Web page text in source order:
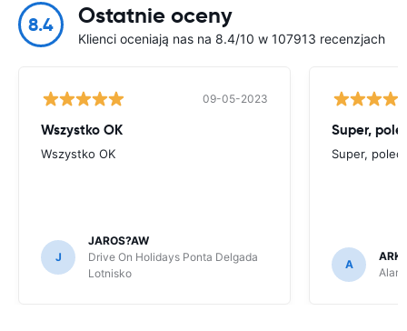
8.4 Ostatnie oceny
Klienci oceniają nas na 8.4/10 w 107913 recenzjach
09-05-2023
Wszystko OK
Wszystko OK
J
JAROS?AW
Drive On Holidays Ponta Delgada
Lotnisko
Super,
Super,
A